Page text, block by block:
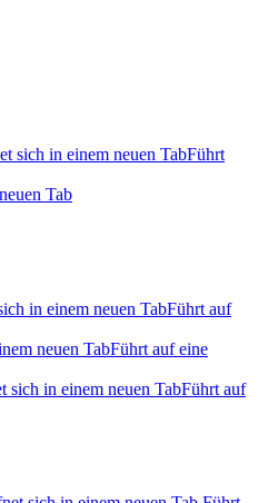
sich in einem neuen TabFührt
Tab
in einem neuen TabFührt auf
neuen TabFührt auf eine
sich in einem neuen TabFührt auf